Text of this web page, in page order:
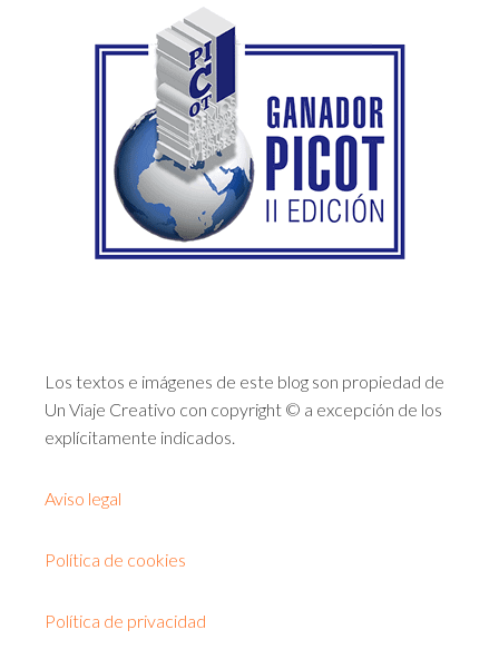
Los textos e imágenes de este blog son propiedad de
Un Viaje Creativo con copyright © a excepción de los
explícitamente indicados.
Aviso legal
Política de cookies
Política de privacidad